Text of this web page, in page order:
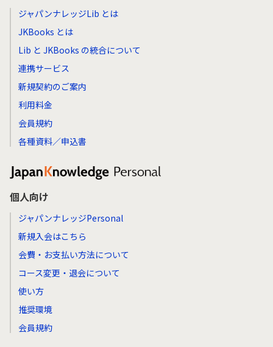
ジャパンナレッジLib とは
JKBooks とは
Lib と JKBooks の統合について
連携サービス
新規契約のご案内
利用料金
会員規約
各種資料／申込書
個人向け
ジャパンナレッジPersonal
新規入会はこちら
会費・お支払い方法について
コース変更・退会について
使い方
推奨環境
会員規約